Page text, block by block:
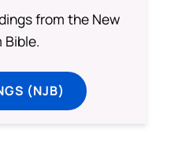
from the New
Bible.
(NJB)